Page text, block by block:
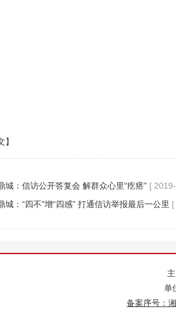
】
城：信访公开答复会 解群众心里“疙瘩” [
城：“四不”增“四感” 打通信访举报最后一公里
单
备案序号：